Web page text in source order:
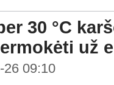
30 °C
už
26 09:10